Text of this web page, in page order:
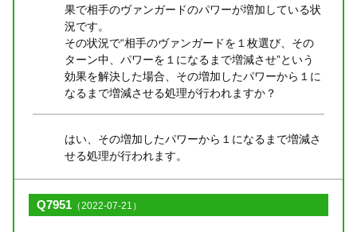
果で相手のヴァンガードのパワーが増加している状
況です。
その状況で“相手のヴァンガードを１枚選び、その
ターン中、パワーを１になるまで増減させ”という
効果を解決した場合、その増加したパワーから１に
なるまで増減させる処理が行われますか？
はい、その増加したパワーから１になるまで増減さ
せる処理が行われます。
Q7951 （2022-07-21）